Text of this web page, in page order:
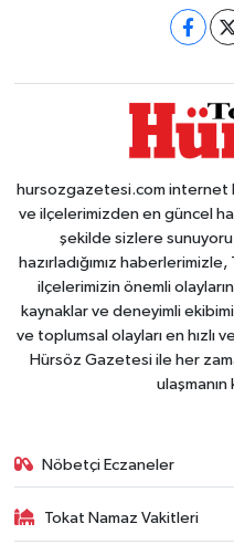
hursozgazetesi.com internet
ve ilçelerimizden en güncel
şekilde sizlere
hazırladığımız
ilçelerimizin önemli
kaynaklar ve deneyimli
ve toplumsal olayları en hızlı
Hürsöz Gazetesi ile her
ulaşmanın
Nöbetçi Eczaneler
Tokat Namaz Vakitleri